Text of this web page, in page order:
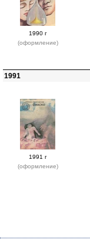
1990 г
(оформление)
1991
1991 г
(оформление)